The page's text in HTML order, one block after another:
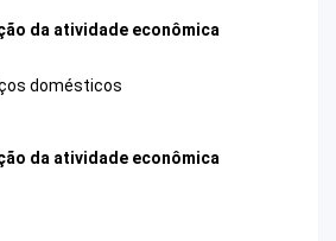
da atividade econômica
domésticos
da atividade econômica